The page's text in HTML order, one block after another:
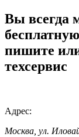
Вы всегда
пишите
техсервис
Адрес:
Москва, ул.